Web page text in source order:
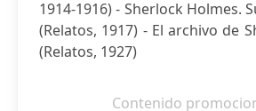
1914-1916) - Sherlock Holmes.
(Relatos, 1917) - El archivo de
(Relatos, 1927)
Contenido